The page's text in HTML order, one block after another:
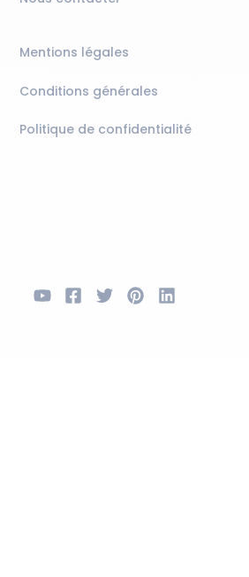
Mentions légales
Conditions générales
Politique de confidentialité